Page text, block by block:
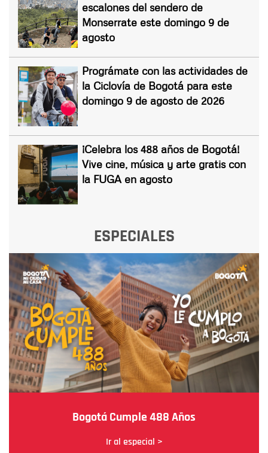
escalones del sendero de
Monserrate este domingo 9 de
agosto
Prográmate con las actividades de
la Ciclovía de Bogotá para este
domingo 9 de agosto de 2026
¡Celebra los 488 años de Bogotá!
Vive cine, música y arte gratis con
la FUGA en agosto
ESPECIALES
Bogotá Cumple 488 Años
Ir al especial >